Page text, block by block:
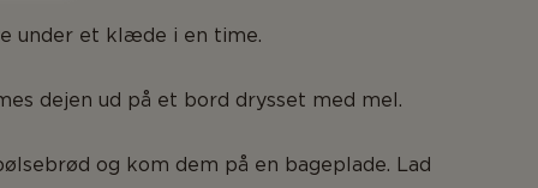
under et klæde i en time.
dejen ud på et bord drysset med mel.
og kom dem på en bageplade. Lad